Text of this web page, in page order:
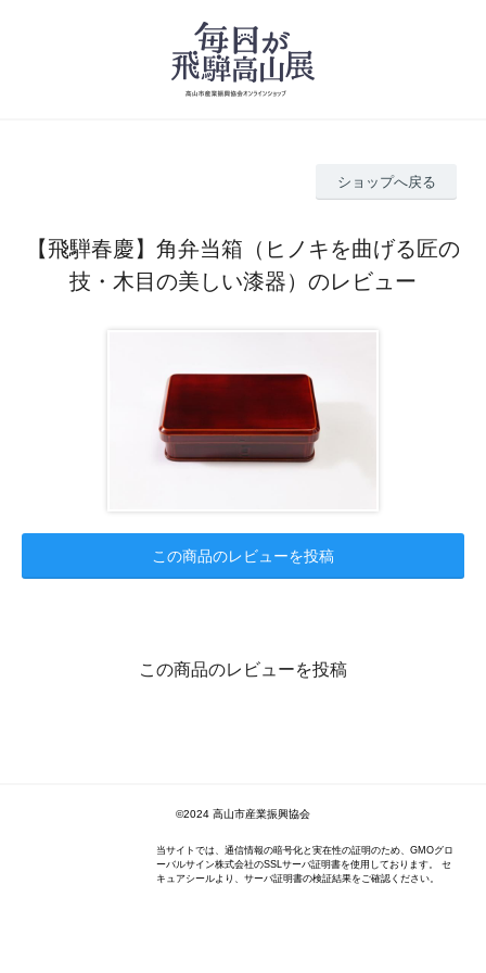
ショップへ戻る
【飛騨春慶】角弁当箱（ヒノキを曲げる匠の
技・木目の美しい漆器）のレビュー
この商品のレビューを投稿
この商品のレビューを投稿
©2024 高山市産業振興協会
当サイトでは、通信情報の暗号化と実在性の証明のため、GMOグロ
ーバルサイン株式会社のSSLサーバ証明書を使用しております。 セ
キュアシールより、サーバ証明書の検証結果をご確認ください。